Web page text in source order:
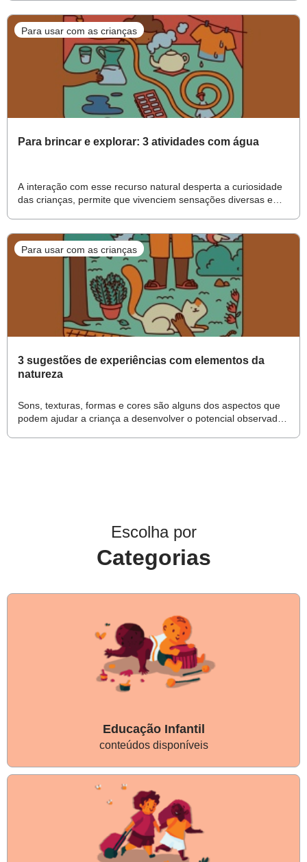
Para usar com as crianças
Para brincar e explorar: 3 atividades com água
A interação com esse recurso natural desperta a curiosidade
das crianças, permite que vivenciem sensações diversas e
Para usar com as crianças
3 sugestões de experiências com elementos da
natureza
Sons, texturas, formas e cores são alguns dos aspectos que
podem ajudar a criança a desenvolver o potencial observador
Escolha por
Categorias
Educação Infantil
conteúdos disponíveis